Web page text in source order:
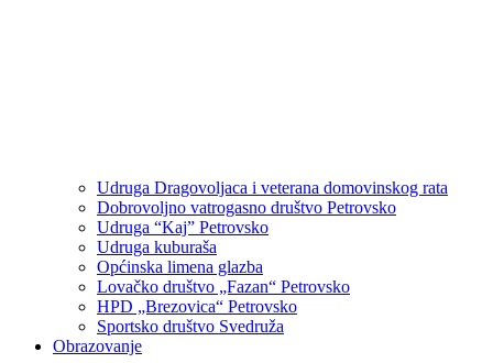
Udruga Dragovoljaca i veterana domovinskog rata
Dobrovoljno vatrogasno društvo Petrovsko
Udruga “Kaj” Petrovsko
Udruga kuburaša
Općinska limena glazba
Lovačko društvo „Fazan“ Petrovsko
HPD „Brezovica“ Petrovsko
Sportsko društvo Svedruža
Obrazovanje